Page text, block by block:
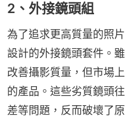
2、外接鏡頭組
為了追求更高質量的照
設計的外接鏡頭套件。
改善攝影質量，但市場
的產品。這些劣質鏡頭
差等問題，反而破壞了